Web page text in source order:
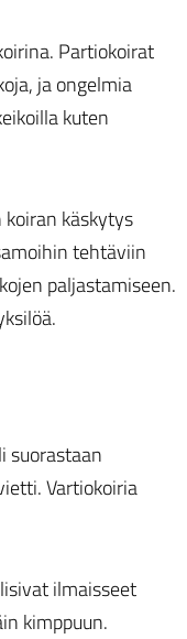
Partiokoirat
ja ongelmia
kuten
käskytys
tehtäviin
paljastamiseen.
suorastaan
Vartiokoiria
ilmaisseet
kimppuun.